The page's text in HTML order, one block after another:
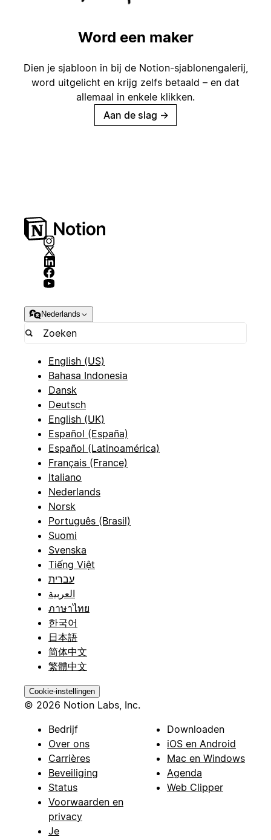
Word een maker
Dien je sjabloon in bij de Notion-sjablonengalerij,
word uitgelicht en krijg zelfs betaald – en dat
allemaal in enkele klikken.
Aan de slag →
Nederlands
English (US)
Bahasa Indonesia
Dansk
Deutsch
English (UK)
Español (España)
Español (Latinoamérica)
Français (France)
Italiano
Nederlands
Norsk
Português (Brasil)
Suomi
Svenska
Tiếng Việt
עברית
العربية
ภาษาไทย
한국어
日本語
简体中文
繁體中文
Cookie-instellingen
© 2026 Notion Labs, Inc.
Bedrijf
Over ons
Carrières
Beveiliging
Status
Voorwaarden en
privacy
Je
Downloaden
iOS en Android
Mac en Windows
Agenda
Web Clipper